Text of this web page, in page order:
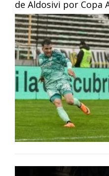
de Aldosivi por Copa